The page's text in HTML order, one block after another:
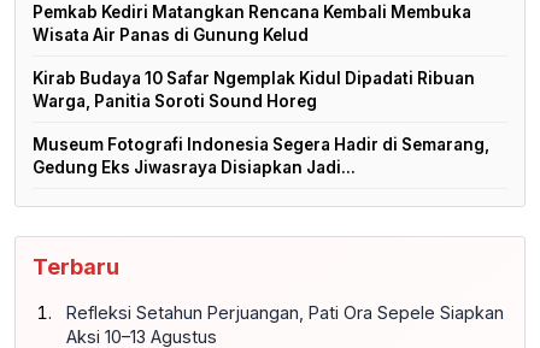
Pemkab Kediri Matangkan Rencana Kembali Membuka
Wisata Air Panas di Gunung Kelud
Kirab Budaya 10 Safar Ngemplak Kidul Dipadati Ribuan
Warga, Panitia Soroti Sound Horeg
Museum Fotografi Indonesia Segera Hadir di Semarang,
Gedung Eks Jiwasraya Disiapkan Jadi...
Terbaru
Refleksi Setahun Perjuangan, Pati Ora Sepele Siapkan
Aksi 10–13 Agustus